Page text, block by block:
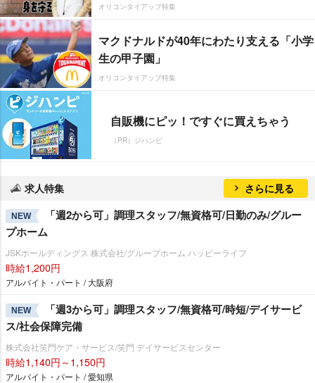
オリコンタイアップ特集
マクドナルドが40年にわたり支える「小学
生の甲子園」
オリコンタイアップ特集
自販機にピッ！ですぐに買えちゃう
（PR）ジハンピ
求人特集 さらに見る
NEW
「週2から可」調理スタッフ/無資格可/日勤のみ/グルー
プホーム
JSKホールディングス 株式会社/グループホーム ハッピーライフ
時給1,200円
アルバイト・パート / 大阪府
NEW
「週3から可」調理スタッフ/無資格可/時短/デイサービ
ス/社会保障完備
株式会社笑門ケア・サービス/笑門 デイサービスセンター
時給1,140円～1,150円
アルバイト・パート / 愛知県